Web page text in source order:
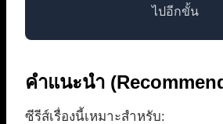
ไปอีกขั้น
คำแนะนำ
ซีรีส์เรื่องนี้เหมาะสำหรับ: